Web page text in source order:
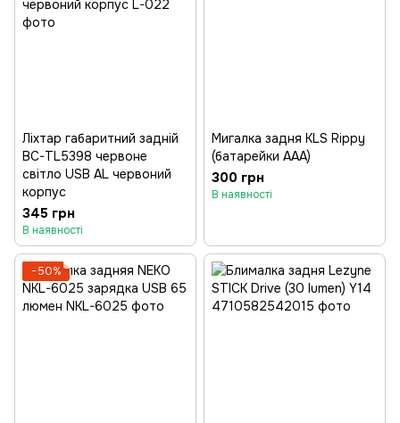
Ліхтар габаритний задній
BC-TL5398 червоне
світло USB AL червоний
корпус
345 грн
В наявності
Мигалка задня KLS Rippy
(батарейки ААА)
300 грн
В наявності
−50%